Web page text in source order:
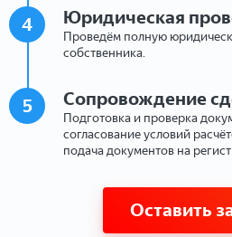
4 Юридическая
Проведём полную
собственника.
5 Сопровождение
Подготовка и проверка
согласование условий
подача документов на
Оставить